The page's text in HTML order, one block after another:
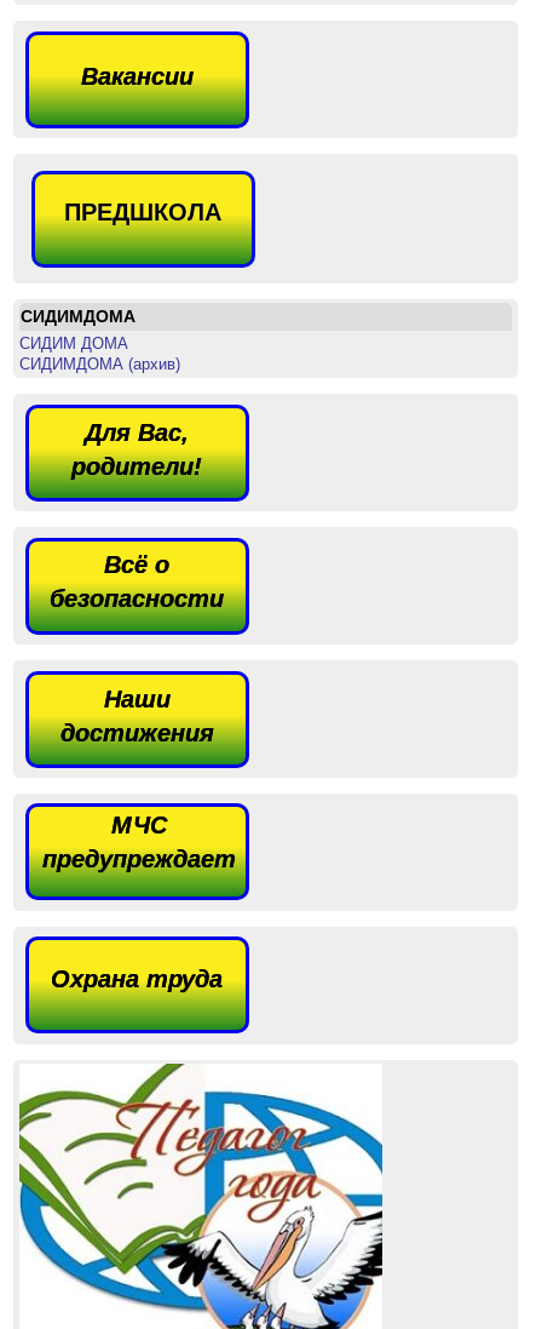
Вакансии
ПРЕДШКОЛА
СИДИМДОМА
СИДИМ ДОМА
СИДИМДОМА (архив)
Для Вас,
родители!
Всё о
безопасности
Наши
достижения
МЧС
предупреждает
Охрана труда